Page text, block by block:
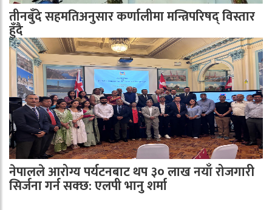
तीनबुँदे सहमतिअनुसार कर्णालीमा मन्त्रिपरिषद् विस्तार
हुँदै
नेपालले आरोग्य पर्यटनबाट थप ३० लाख नयाँ रोजगारी
सिर्जना गर्न सक्छ: एलपी भानु शर्मा